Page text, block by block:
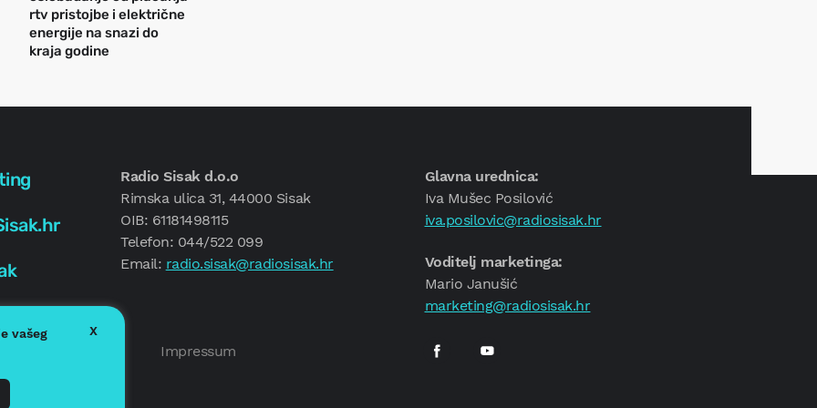
rtv pristojbe i električne
energije na snazi do
kraja godine
Radio Sisak d.o.o
Rimska ulica 31, 44000 Sisak
OIB: 61181498115
Telefon: 044/522 099
Email: radio.sisak@radiosisak.hr
Glavna urednica:
Iva Mušec Posilović
iva.posilovic@radiosisak.hr
Voditelj marketinga:
Mario Janušić
marketing@radiosisak.hr
Impressum
vašeg
X